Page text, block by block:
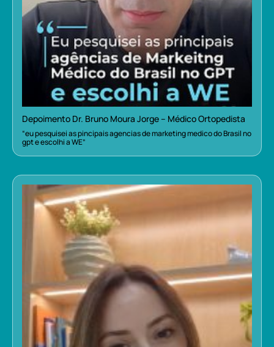
Depoimento Dr. Bruno Moura Jorge – Médico Ortopedista
“eu pesquisei as pincipais agencias de marketing medico do Brasil no
gpt e escolhi a WE”